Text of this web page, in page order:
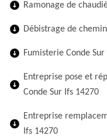
Ramonage de
Débistrage de
Fumisterie Conde Sur
Entreprise pose et
Conde Sur Ifs 14270
Entreprise
Ifs 14270